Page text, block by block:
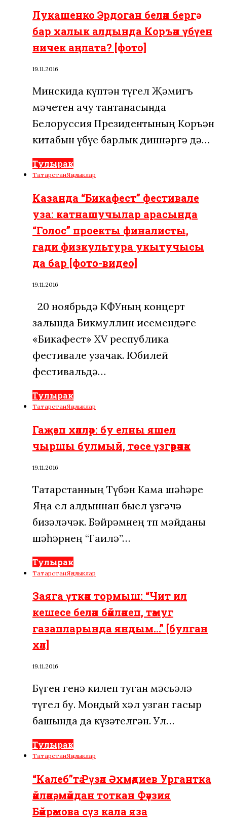
Лукашенко Эрдоган белән бергә
бар халык алдында Коръән үбүен
ничек аңлата? [фото]
19.11.2016
Минскида күптән түгел Җәмигъ
мәчетен ачу тантанасында
Белоруссия Президентының Коръән
китабын үбүе барлык диннәргә дә…
Тулырак
ТатарстанЯңалыклар
Казанда “Бикафест” фестивале
уза: катнашучылар арасында
“Голос” проекты финалисты,
гади физкультура укытучысы
да бар [фото-видео]
19.11.2016
20 ноябрьдә КФУның концерт
залында Бикмуллин исемендәге
«Бикафест» XV республика
фестивале узачак. Юбилей
фестивальдә…
Тулырак
ТатарстанЯңалыклар
Гаҗәеп хәлләр: бу елны яшел
чыршы булмый, төсе үзгәрәчәк
19.11.2016
Татарстанның Түбән Кама шәһәре
Яңа ел алдыннан быел үзгәчә
бизәләчәк. Бәйрәмнең төп мәйданы
шәһәрнең “Гаилә”…
Тулырак
ТатарстанЯңалыклар
Заяга үткән тормыш: “Чит ил
кешесе белән бәйләнеп, тәмуг
газапларында яндым…” [булган
хәл]
19.11.2016
Бүген генә килеп туган мәсьәлә
түгел бу. Мондый хәл узган гасыр
башында да күзәтелгән. Ул…
Тулырак
ТатарстанЯңалыклар
“Калеб”тә Рүзәл Әхмәдиев Ургантка
әйләнә, мәйдан тоткан Фәүзия
Бәйрәмова сүз кала яза